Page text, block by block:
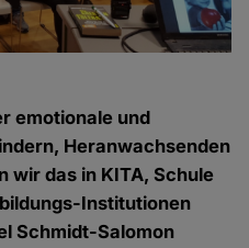
emotionale und
Heranwachsenden
wir das in KITA, Schule
Institutionen
Schmidt-Salomon